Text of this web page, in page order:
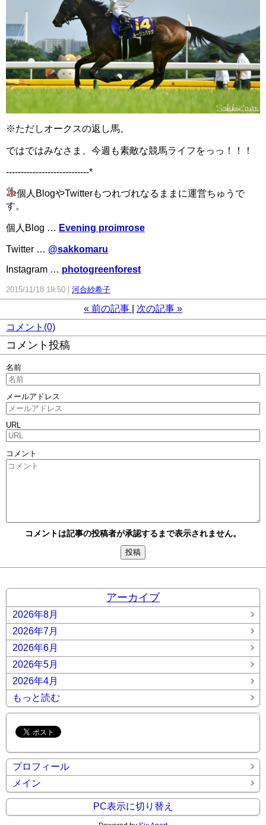
※ただしオークスの返し馬。
ではではみなさま、今週も素敵な競馬ライフをっっ！！！
----------------------------*
個人BlogやTwitterもつれづれなるままに運営ちゅうで
す。
個人Blog … Evening proimrose
Twitter … @sakkomaru
Instagram … photogreenforest
2015/11/18 19:50 河合紗希子
« 前の記事 次の記事 »
コメント(0)
コメント投稿
名前
メールアドレス
URL
コメント
コメントは記事の投稿者が承認するまで表示されません。
アーカイブ
2026年8月
2026年7月
2026年6月
2026年5月
2026年4月
もっと読む
プロフィール
メイン
PC表示に切り替え